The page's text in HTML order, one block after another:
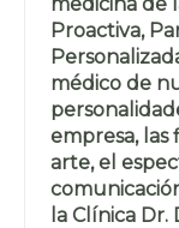
Proactiva,
médico de
empresa, las
arte, el
la Clínica